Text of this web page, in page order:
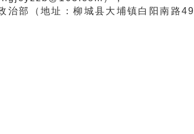
部（地址：柳城县大埔镇白阳南路49